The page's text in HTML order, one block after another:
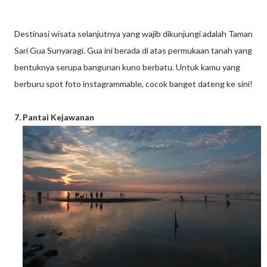
Destinasi wisata selanjutnya yang wajib dikunjungi adalah Taman
Sari Gua Sunyaragi. Gua ini berada di atas permukaan tanah yang
bentuknya serupa bangunan kuno berbatu. Untuk kamu yang
berburu spot foto instagrammable, cocok banget dateng ke sini!
7. Pantai Kejawanan